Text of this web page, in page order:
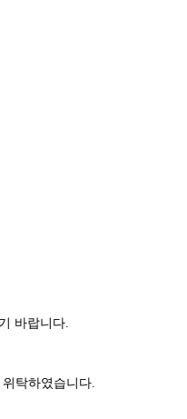
바랍니다.
탁하였습니다.